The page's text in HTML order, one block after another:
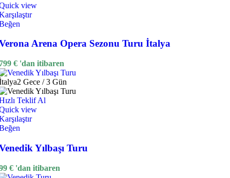
view
Arena Opera Sezonu Turu İtalya
€ 'dan itibaren
2 Gece / 3 Gün
Teklif Al
view
Yılbaşı Turu
€ 'dan itibaren